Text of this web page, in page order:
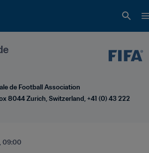
de Football Association
8044 Zurich, Switzerland, +41 (0) 43 222
09:00